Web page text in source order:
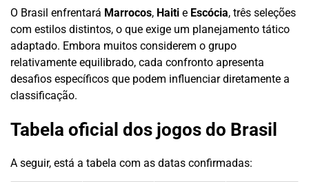
O Brasil enfrentará Marrocos, Haiti e Escócia, três seleções
com estilos distintos, o que exige um planejamento tático
adaptado. Embora muitos considerem o grupo
relativamente equilibrado, cada confronto apresenta
desafios específicos que podem influenciar diretamente a
classificação.
Tabela oficial dos jogos do Brasil
A seguir, está a tabela com as datas confirmadas: